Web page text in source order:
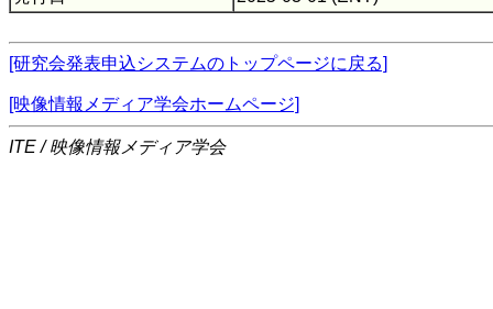
[研究会発表申込システムのトップページに戻る]
[映像情報メディア学会ホームページ]
ITE / 映像情報メディア学会